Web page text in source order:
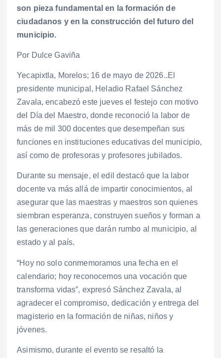
son pieza fundamental en la formación de
ciudadanos y en la construcción del futuro del
municipio.
Por Dulce Gaviña
Yecapixtla, Morelos; 16 de mayo de 2026..El
presidente municipal, Heladio Rafael Sánchez
Zavala, encabezó este jueves el festejo con motivo
del Día del Maestro, donde reconoció la labor de
más de mil 300 docentes que desempeñan sus
funciones en instituciones educativas del municipio,
así como de profesoras y profesores jubilados.
Durante su mensaje, el edil destacó que la labor
docente va más allá de impartir conocimientos, al
asegurar que las maestras y maestros son quienes
siembran esperanza, construyen sueños y forman a
las generaciones que darán rumbo al municipio, al
estado y al país.
“Hoy no solo conmemoramos una fecha en el
calendario; hoy reconocemos una vocación que
transforma vidas”, expresó Sánchez Zavala, al
agradecer el compromiso, dedicación y entrega del
magisterio en la formación de niñas, niños y
jóvenes.
Asimismo, durante el evento se resaltó la